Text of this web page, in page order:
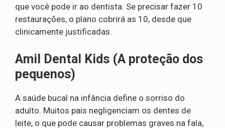
que você pode ir ao dentista. Se precisar fazer 10
restaurações, o plano cobrirá as 10, desde que
clinicamente justificadas.
Amil Dental Kids (A proteção dos
pequenos)
A saúde bucal na infância define o sorriso do
adulto. Muitos pais negligenciam os dentes de
leite, o que pode causar problemas graves na fala,